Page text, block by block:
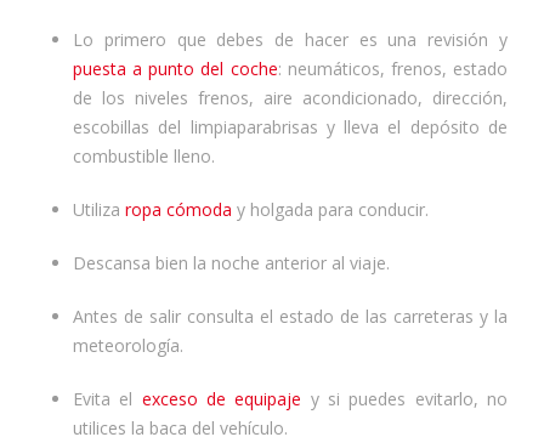
Lo primero que debes de hacer es una revisión y
puesta a punto del coche: neumáticos, frenos, estado
de los niveles frenos, aire acondicionado, dirección,
escobillas del limpiaparabrisas y lleva el depósito de
combustible lleno.
Utiliza ropa cómoda y holgada para conducir.
Descansa bien la noche anterior al viaje.
Antes de salir consulta el estado de las carreteras y la
meteorología.
Evita el exceso de equipaje y si puedes evitarlo, no
utilices la baca del vehículo.